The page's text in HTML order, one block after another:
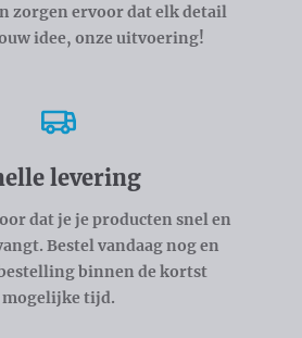
zorgen ervoor dat elk detail
idee, onze uitvoering!
levering
dat je je producten snel en
Bestel vandaag nog en
binnen de kortst
mogelijke tijd.